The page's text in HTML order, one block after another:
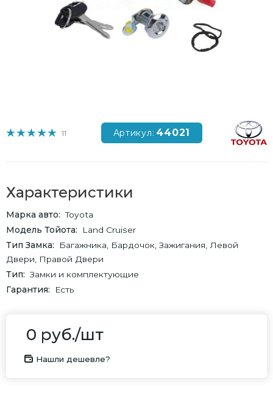
11 Артикул: 44021
Характеристики
Марка авто
Toyota
Модель Тойота
Land Cruiser
Тип Замка
Багажника, Бардочок, Зажигания, Левой
Двери, Правой Двери
Тип
Замки и комплектующие
Гарантия
Есть
0 руб./шт
Нашли дешевле?